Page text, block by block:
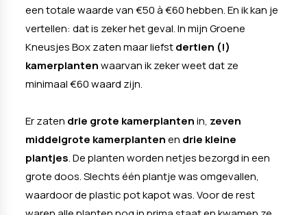
een totale waarde van €50 à €60 hebben. En ik kan je
vertellen: dat is zeker het geval. In mijn Groene
Kneusjes Box zaten maar liefstdertien (!)
kamerplantenwaarvan ik zeker weet dat ze
minimaal €60 waard zijn.
Er zaten drie grote kamerplantenin, zeven
middelgrote kamerplantenen drie kleine
plantjes. De planten worden netjes bezorgd in een
grote doos. Slechts één plantje was omgevallen,
waardoor de plastic pot kapot was. Voor de rest